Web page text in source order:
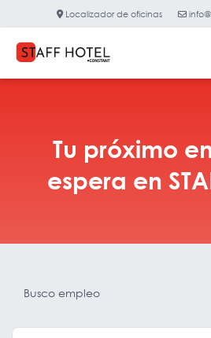
Localizador de oficinas
Tu próximo
espera en
Busco empleo